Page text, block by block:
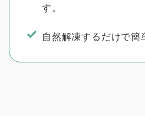
す。
自然解凍するだけで簡